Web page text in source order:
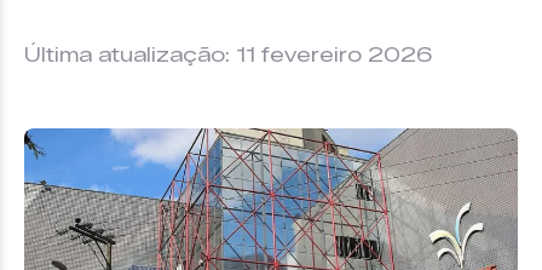
Última atualização: 11 fevereiro 2026